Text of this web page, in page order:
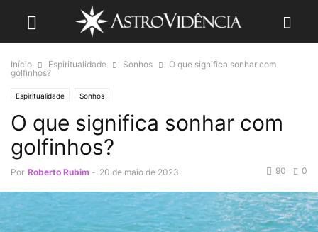
Início Espiritualidade Sonhos
O que significa sonhar com
golfinhos?
Espiritualidade Sonhos
O que significa sonhar com
golfinhos?
Por Roberto Rubim - 20 de maio de 2023 0
90